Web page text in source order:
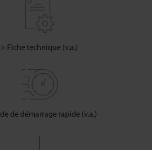
> Fiche technique (v.a.)
de démarrage rapide (v.a.)